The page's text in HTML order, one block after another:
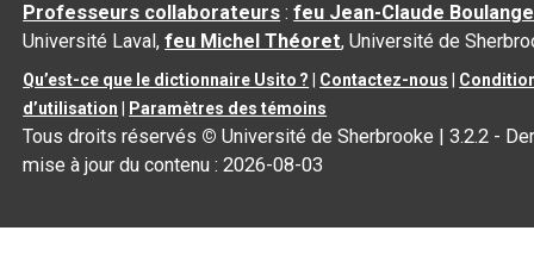
Professeurs collaborateurs :feu Jean-Claude
Université Laval,feu Michel Théoret, Université de
Qu’est-ce que le dictionnaire Usito ? Contactez-nous
d’utilisation
Paramètres des témoins
Tous droits réservés © Université de Sherbrooke |3.2.2 -
mise à jour du contenu :2026-08-03